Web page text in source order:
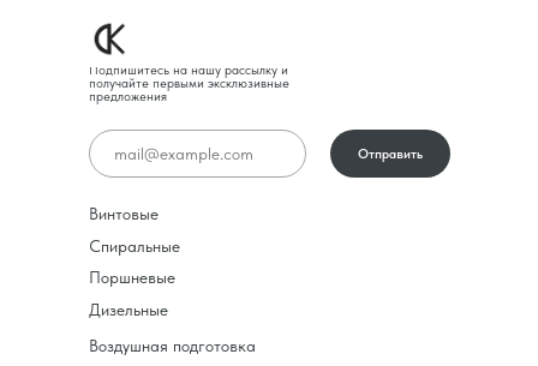
Подпишитесь на нашу рассылку и
получайте первыми эксклюзивные
предложения
Винтовые
Спиральные
Поршневые
Дизельные
Воздушная подготовка
Отправить